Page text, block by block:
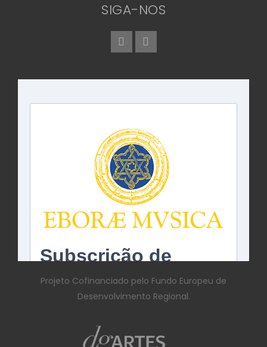
SIGA-NOS
Projeto Cofinanciado pelo Fundo Europeu de
Desenvolvimento Regional.